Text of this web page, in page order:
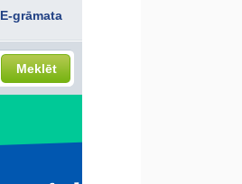
E-grāmata
Meklēt